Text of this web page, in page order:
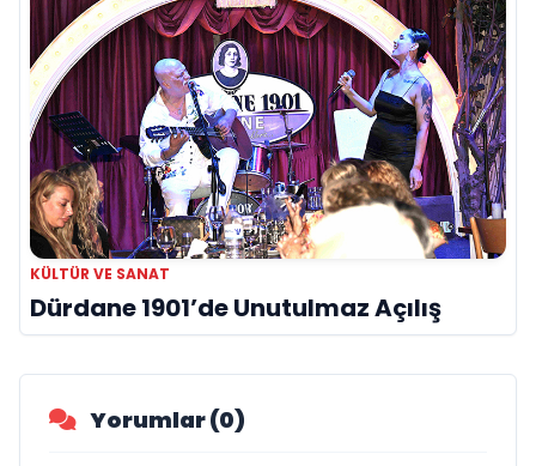
KÜLTÜR VE SANAT
Dürdane 1901’de Unutulmaz Açılış
Yorumlar (0)